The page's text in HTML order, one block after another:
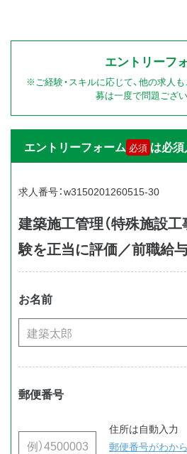
エントリーフ
※ご経験・スキルに応じて、他の求人
募は一度で問題ござい
エントリーフォーム 必須 は必須
求人番号：w3150201260515-30
建築施工管理（特殊施設工
験を正当に評価／前職給与
お名前
郵便番号
住所は自動入力
郵便番号がわか